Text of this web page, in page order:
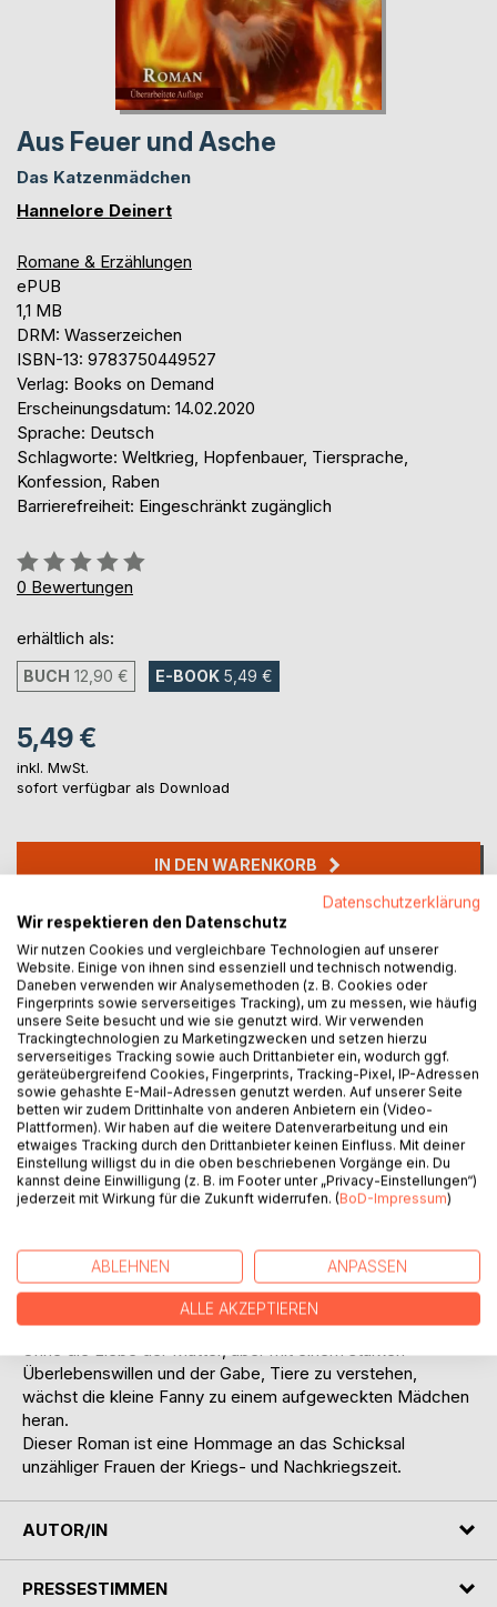
Aus Feuer und Asche
Das Katzenmädchen
Hannelore Deinert
Romane & Erzählungen
ePUB
1,1 MB
DRM: Wasserzeichen
ISBN-13: 9783750449527
Verlag: Books on Demand
Erscheinungsdatum: 14.02.2020
Sprache: Deutsch
Schlagworte: Weltkrieg, Hopfenbauer, Tiersprache,
Konfession, Raben
Barrierefreiheit: Eingeschränkt zugänglich
Bewertung::
0%
0 Bewertungen
erhältlich als:
BUCH 12,90 € E-BOOK 5,49 €
5,49 €
inkl. MwSt.
sofort verfügbar als Download
IN DEN WARENKORB
Auf die Merkliste
Titel bewerten
BESCHREIBUNG
In den Wirren des zweiten Weltkrieges bringt Karin ihre
Tochter Fanny zur Welt. Der Tochter, die in einem
wird, kann Karin keine Liebe geben. Als ihr Mann Fritz im
Krieg fällt, droht Karin in eine Depression zu fallen. Sie lebt
mit der Gewissheit, dass sie und alle am Krieg scheitern
werden.
Überlebenswillen und der Gabe, Tiere zu verstehen,
wächst die kleine Fanny zu einem aufgeweckten Mädchen
heran.
Dieser Roman ist eine Hommage an das Schicksal
unzähliger Frauen der Kriegs- und Nachkriegszeit.
AUTOR/IN
PRESSESTIMMEN
Datenschutzerklärung
Wir respektieren den Datenschutz
Wir nutzen Cookies und vergleichbare Technologien auf unserer
Website. Einige von ihnen sind essenziell und technisch notwendig.
Daneben verwenden wir Analysemethoden (z. B. Cookies oder
Fingerprints sowie serverseitiges Tracking), um zu messen, wie häufig
unsere Seite besucht und wie sie genutzt wird. Wir verwenden
Trackingtechnologien zu Marketingzwecken und setzen hierzu
serverseitiges Tracking sowie auch Drittanbieter ein, wodurch ggf.
geräteübergreifend Cookies, Fingerprints, Tracking-Pixel, IP-Adressen
sowie gehashte E-Mail-Adressen genutzt werden. Auf unserer Seite
betten wir zudem Drittinhalte von anderen Anbietern ein (Video-
Plattformen). Wir haben auf die weitere Datenverarbeitung und ein
etwaiges Tracking durch den Drittanbieter keinen Einfluss. Mit deiner
Einstellung willigst du in die oben beschriebenen Vorgänge ein. Du
kannst deine Einwilligung (z. B. im Footer unter „Privacy-Einstellungen“)
jederzeit mit Wirkung für die Zukunft widerrufen. (BoD-Impressum)
ABLEHNEN ANPASSEN
ALLE AKZEPTIEREN